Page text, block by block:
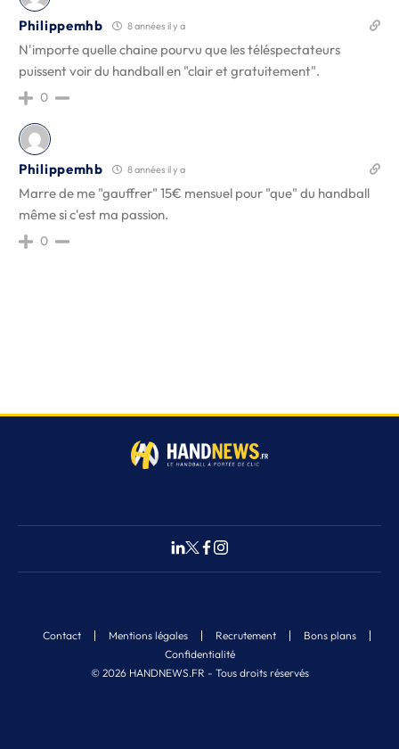
Philippemhb 8 années il y a
N'importe quelle chaine pourvu que les téléspectateurs
puissent voir du handball en "clair et gratuitement".
0
Philippemhb 8 années il y a
Marre de me "gauffrer" 15€ mensuel pour "que" du handball
même si c'est ma passion.
0
© 2026 HANDNEWS.FR - Tous droits réservés
Contact Mentions légales Recrutement
Bons plans
Confidentialité